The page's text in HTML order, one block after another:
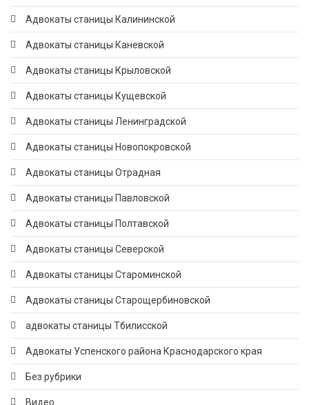
Адвокаты станицы Калининской
Адвокаты станицы Каневской
Адвокаты станицы Крыловской
Адвокаты станицы Кущевской
Адвокаты станицы Ленинградской
Адвокаты станицы Новопокровской
Адвокаты станицы Отрадная
Адвокаты станицы Павловской
Адвокаты станицы Полтавской
Адвокаты станицы Северской
Адвокаты станицы Староминской
Адвокаты станицы Старощербиновской
адвокаты станицы Тбилисской
Адвокаты Успенского района Краснодарского края
Без рубрики
Видео